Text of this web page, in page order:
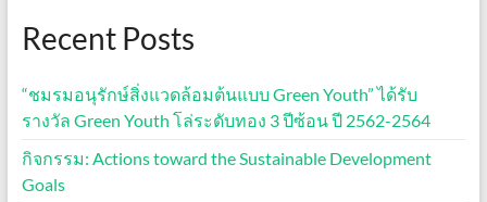
Recent Posts
“ชมรมอนุรักษ์สิ่งแวดล้อมต้นแบบ Green Youth” ได้รับ
รางวัล Green Youth โล่ระดับทอง 3 ปีซ้อน ปี 2562-2564
กิจกรรม: Actions toward the Sustainable Development
Goals